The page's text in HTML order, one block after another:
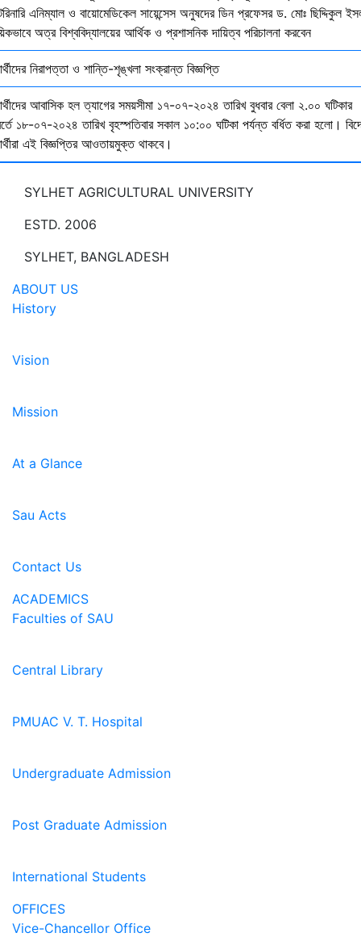
এনিম্যাল ও বায়োমেডিকেল সায়েন্সেস অনুষদের ডিন প্রফেসর ড. মোঃ ছিদ্দিকুল
অত্র বিশ্ববিদ্যালয়ের আর্থিক ও প্রশাসনিক দায়িত্ব পরিচালনা করবেন
নিরাপত্তা ও শান্তি-শৃঙ্খলা সংক্রান্ত বিজ্ঞপ্তি
আবাসিক হল ত্যাগের সময়সীমা ১৭-০৭-২০২৪ তারিখ বুধবার বেলা ২.০০ ঘটিকার
১৮-০৭-২০২৪ তারিখ বৃহস্পতিবার সকাল ১০:০০ ঘটিকা পর্যন্ত বর্ধিত করা হলো।
এই বিজ্ঞপ্তির আওতায়মুক্ত থাকবে।
SYLHET AGRICULTURAL UNIVERSITY
ESTD. 2006
SYLHET, BANGLADESH
ABOUT US
History
Vision
Mission
At a Glance
Sau Acts
Contact Us
ACADEMICS
Faculties of SAU
Central Library
PMUAC V. T. Hospital
Undergraduate Admission
Post Graduate Admission
International Students
OFFICES
Vice-Chancellor Office